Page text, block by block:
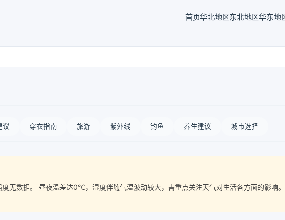
首页华北地区东北地区华东地
议 穿衣指南 旅游 紫外线 钓鱼 养生建议 城市选择
无数据。 昼夜温差达0℃，湿度伴随气温波动较大，需重点关注天气对生活各方面的影响。